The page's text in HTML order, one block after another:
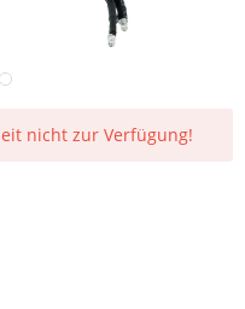
nicht zur Verfügung!